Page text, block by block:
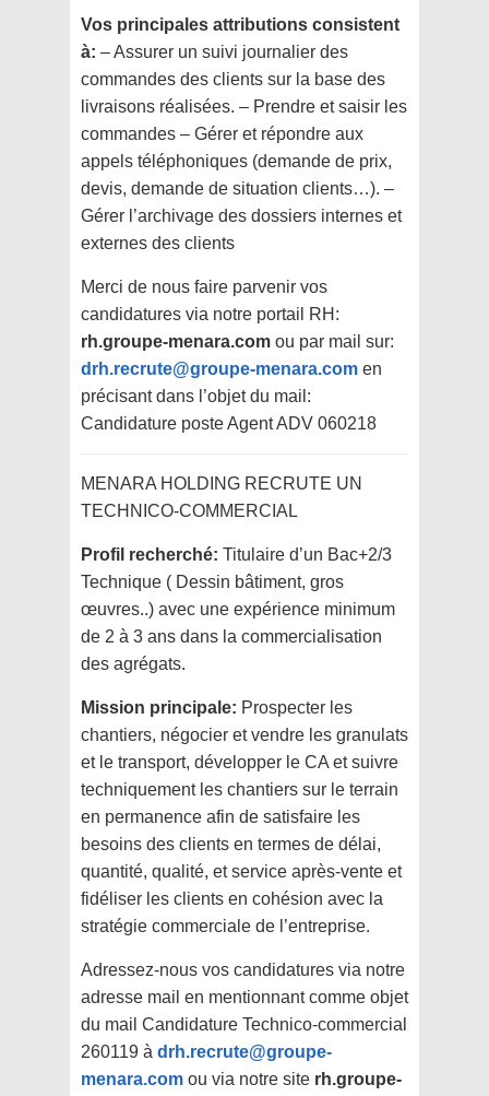
Vos principales attributions consistent
à: – Assurer un suivi journalier des
commandes des clients sur la base des
livraisons réalisées. – Prendre et saisir les
commandes – Gérer et répondre aux
appels téléphoniques (demande de prix,
devis, demande de situation clients…). –
Gérer l’archivage des dossiers internes et
externes des clients
Merci de nous faire parvenir vos
candidatures via notre portail RH:
rh.groupe-menara.com ou par mail sur:
drh.recrute@groupe-menara.com en
précisant dans l’objet du mail:
Candidature poste Agent ADV 060218
MENARA HOLDING RECRUTE UN
TECHNICO-COMMERCIAL
Profil recherché: Titulaire d’un Bac+2/3
Technique ( Dessin bâtiment, gros
œuvres..) avec une expérience minimum
de 2 à 3 ans dans la commercialisation
des agrégats.
Mission principale: Prospecter les
chantiers, négocier et vendre les granulats
et le transport, développer le CA et suivre
techniquement les chantiers sur le terrain
en permanence afin de satisfaire les
besoins des clients en termes de délai,
quantité, qualité, et service après-vente et
fidéliser les clients en cohésion avec la
stratégie commerciale de l’entreprise.
Adressez-nous vos candidatures via notre
adresse mail en mentionnant comme objet
du mail Candidature Technico-commercial
260119 à drh.recrute@groupe-
menara.com ou via notre site rh.groupe-